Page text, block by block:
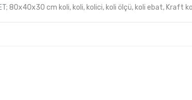
80x40x30 cm koli, koli, kolici, koli ölçü, koli ebat, Kraft